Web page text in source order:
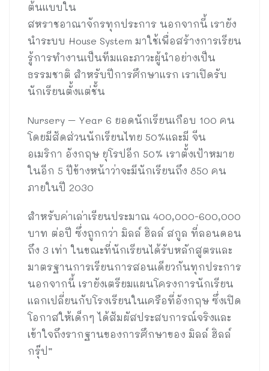
ต้นแบบใน
สหราชอาณาจักรทุกประการ นอกจากนี้ เรายัง
นำระบบ House System มาใช้เพื่อสร้างการเรียน
รู้การทำงานเป็นทีมและภาวะผู้นำอย่างเป็น
ธรรมชาติ สำหรับปีการศึกษาแรก เราเปิดรับ
นักเรียนตั้งแต่ชั้น
Nursery – Year 6 ยอดนักเรียนเกือบ 100 คน
โดยมีสัดส่วนนักเรียนไทย 50%และมี จีน
อเมริกา อังกฤษ ยุโรปอีก 50% เราตั้งเป้าหมาย
ในอีก 5 ปีข้างหน้าว่าจะมีนักเรียนถึง 850 คน
ภายในปี 2030
สำหรับค่าเล่าเรียนประมาณ 400,000-600,000
บาท ต่อปี ซึ่งถูกกว่า มิลล์ ฮิลล์ สกูล ที่ลอนดอน
ถึง 3 เท่า ในขณะที่นักเรียนได้รับหลักสูตรและ
มาตรฐานการเรียนการสอนเดียวกันทุกประการ
นอกจากนี้ เรายังเตรียมแผนโครงการนักเรียน
แลกเปลี่ยนกับโรงเรียนในเครือที่อังกฤษ ซึ่งเปิด
โอกาสให้เด็กๆ ได้สัมผัสประสบการณ์จริงและ
เข้าใจถึงรากฐานของการศึกษาของ มิลล์ ฮิลล์
กรุ๊ป”